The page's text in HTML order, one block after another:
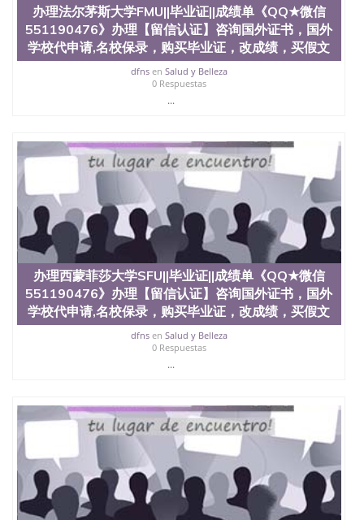
办理法尔茅斯大学FMU||毕业证||成绩单《QQ★微信
551190476》办理【留信认证】咨询国外证书，国外
学校代申请,名校保录，购买毕业证，改成绩，买假文
dfnsen Salud y Belleza
0 Respuestas
...
办理西蒙菲莎大学SFU||毕业证||成绩单《QQ★微信
551190476》办理【留信认证】咨询国外证书，国外
学校代申请,名校保录，购买毕业证，改成绩，买假文
dfnsen Salud y Belleza
0 Respuestas
...